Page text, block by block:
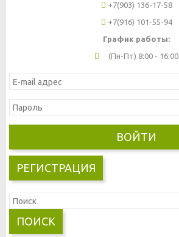
+7(903) 136-17-58
+7(916) 101-55-94
График работы:
(Пн-Пт) 8:00 - 16:00
ВОЙТИ
РЕГИСТРАЦИЯ
ПОИСК